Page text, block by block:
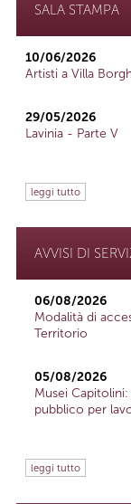
SALA STAMPA
10/06/2026
Artisti a Villa
29/05/2026
Lavinia - Parte V
leggi tutto
AVVISI DI
06/08/2026
Modalità di
Territorio
05/08/2026
Musei
pubblico per
leggi tutto